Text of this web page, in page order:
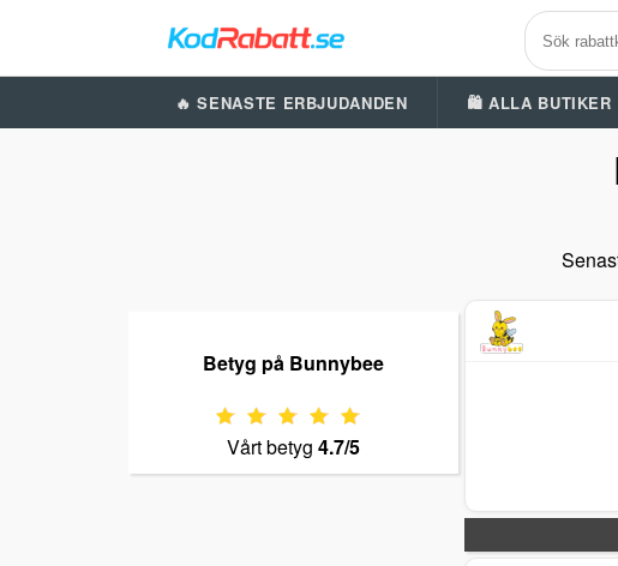
🔥 SENASTE ERBJUDANDEN 🛍️ ALLA BUTIKER
Betyg på Bunnybee
Vårt betyg 4.7/5